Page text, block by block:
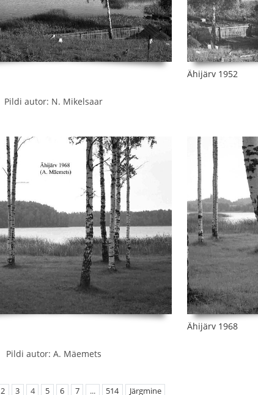
Pildi autor: N. Mikelsaar
Ähijärv 1952
Pildi autor: A. Mäemets
Ähijärv 1968
2 3 4 5 6 7 ... 514 Järgmine